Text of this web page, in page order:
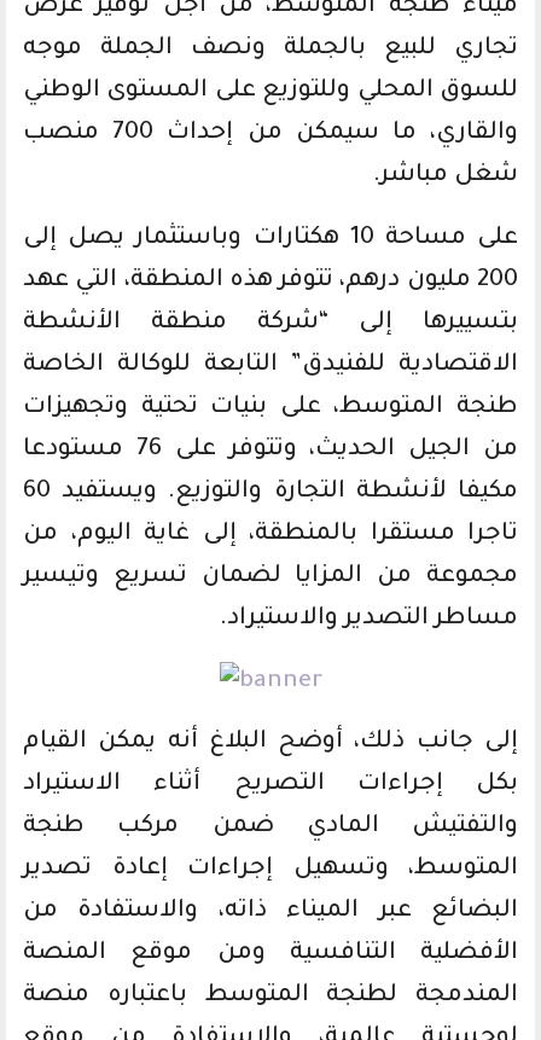
ميناء طنجة المتوسط، من أجل توفير عرض
تجاري للبيع بالجملة ونصف الجملة موجه
للسوق المحلي وللتوزيع على المستوى الوطني
والقاري، ما سيمكن من إحداث 700 منصب
شغل مباشر.
على مساحة 10 هكتارات وباستثمار يصل إلى
200 مليون درهم، تتوفر هذه المنطقة، التي عهد
بتسييرها إلى “شركة منطقة الأنشطة
الاقتصادية للفنيدق” التابعة للوكالة الخاصة
طنجة المتوسط، على بنيات تحتية وتجهيزات
من الجيل الحديث، وتتوفر على 76 مستودعا
مكيفا لأنشطة التجارة والتوزيع. ويستفيد 60
تاجرا مستقرا بالمنطقة، إلى غاية اليوم، من
مجموعة من المزايا لضمان تسريع وتيسير
مساطر التصدير والاستيراد.
إلى جانب ذلك، أوضح البلاغ أنه يمكن القيام
بكل إجراءات التصريح أثناء الاستيراد
والتفتيش المادي ضمن مركب طنجة
المتوسط، وتسهيل إجراءات إعادة تصدير
البضائع عبر الميناء ذاته، والاستفادة من
الأفضلية التنافسية ومن موقع المنصة
المندمجة لطنجة المتوسط باعتباره منصة